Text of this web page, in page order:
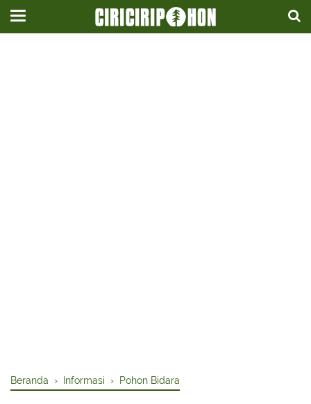
Beranda › Informasi › Pohon Bidara